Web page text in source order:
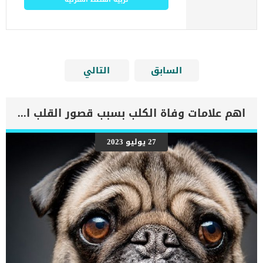
السابق التالي
اهم علامات وفاة الكلب بسبب قصور القلب الاحتقانى
27 يوليو 2023